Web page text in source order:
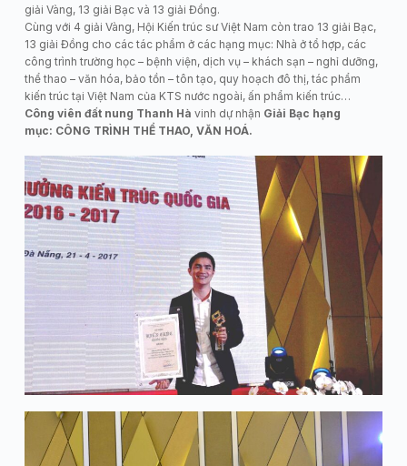
giải Vàng, 13 giải Bạc và 13 giải Đồng.
Cùng với 4 giải Vàng, Hội Kiến trúc sư Việt Nam còn trao 13 giải Bạc,
13 giải Đồng cho các tác phẩm ở các hạng mục: Nhà ở tổ hợp, các
công trình trường học – bệnh viện, dịch vụ – khách sạn – nghỉ dưỡng,
thể thao – văn hóa, bảo tồn – tôn tạo, quy hoạch đô thị, tác phẩm
kiến trúc tại Việt Nam của KTS nước ngoài, ấn phẩm kiến trúc…
Công viên đất nung Thanh Hà vinh dự nhận Giải Bạc hạng
mục: CÔNG TRÌNH THỂ THAO, VĂN HOÁ.